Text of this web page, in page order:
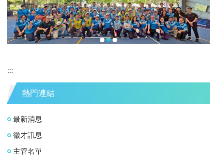
:::
熱門連結
最新消息
徵才訊息
主管名單